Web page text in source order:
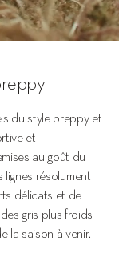
du style preppy et
et
au goût du
lignes résolument
délicats et de
gris plus froids
la saison à venir.